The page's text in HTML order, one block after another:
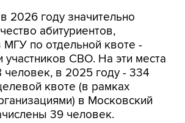
2026 году значительно
абитуриентов,
МГУ по отдельной квоте -
участников СВО. На эти места
в 2025 году - 334
квоте (в рамках
в Московский
39 человек.